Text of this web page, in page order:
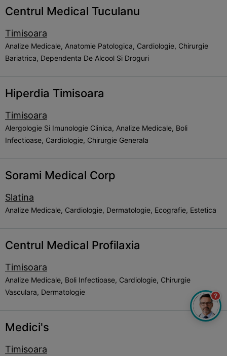
Centrul Medical Tuculanu
Timisoara
Analize Medicale, Anatomie Patologica, Cardiologie, Chirurgie
Bariatrica, Dependenta De Alcool Si Droguri
Hiperdia Timisoara
Timisoara
Alergologie Si Imunologie Clinica, Analize Medicale, Boli
Infectioase, Cardiologie, Chirurgie Generala
Sorami Medical Corp
Slatina
Analize Medicale, Cardiologie, Dermatologie, Ecografie, Estetica
Centrul Medical Profilaxia
Timisoara
Analize Medicale, Boli Infectioase, Cardiologie, Chirurgie
Vasculara, Dermatologie
Medici's
Timisoara
?